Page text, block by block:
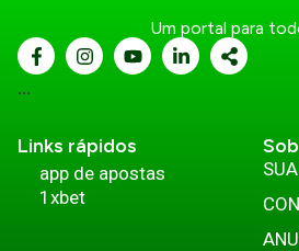
Um portal para
...
Links rápidos
app de apostas
1xbet